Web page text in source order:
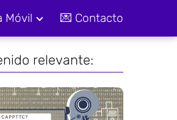
Móvil 💌 Contacto
relevante: